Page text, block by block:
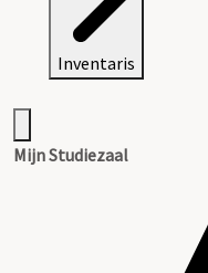
Inventaris
Mijn Studiezaal